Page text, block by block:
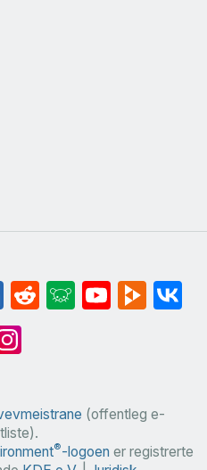
(offentleg e-
®-logoen er registrerte